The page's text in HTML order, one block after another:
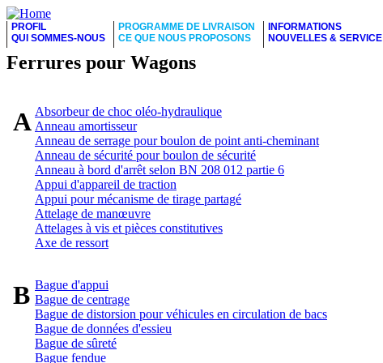
PROFIL
QUI SOMMES-NOUS
PROGRAMME DE LIVRAISON
CE QUE NOUS PROPOSONS
INFORMATIONS
NOUVELLES & SERVICE
Ferrures pour Wagons
AAbsorbeur de choc oléo-hydraulique
Anneau amortisseur
Anneau de serrage pour boulon de point anti-cheminant
Anneau de sécurité pour boulon de sécurité
Anneau à bord d'arrêt selon BN 208 012 partie 6
Appui d'appareil de traction
Appui pour mécanisme de tirage partagé
Attelage de manœuvre
Attelages à vis et pièces constitutives
Axe de ressort
BBague d'appui
Bague de centrage
Bague de distorsion pour véhicules en circulation de bacs
Bague de données d'essieu
Bague de sûreté
Bague fendue